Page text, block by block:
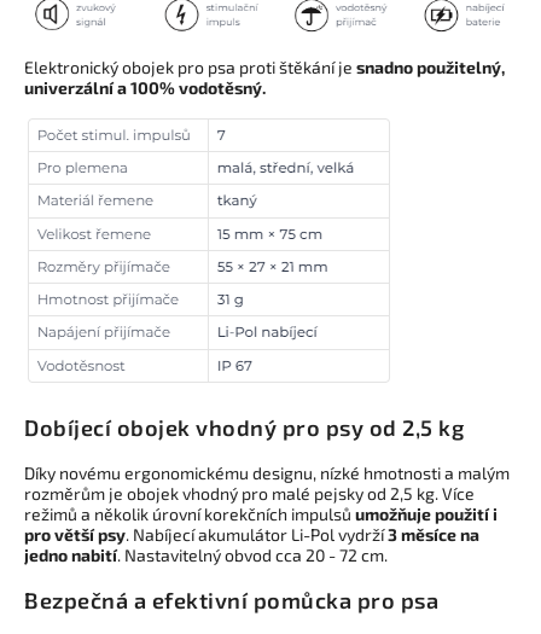
Elektronický obojek pro psa proti štěkání je snadno použitelný,
univerzální a 100% vodotěsný.
Dobíjecí obojek vhodný pro psy od 2,5 kg
Díky novému ergonomickému designu, nízké hmotnosti a malým
rozměrům je obojek vhodný pro malé pejsky od 2,5 kg. Více
režimů a několik úrovní korekčních impulsů umožňuje použití i
pro větší psy. Nabíjecí akumulátor Li-Pol vydrží3 měsíce na
jedno nabití. Nastavitelný obvod cca 20 - 72 cm.
Bezpečná a efektivní pomůcka pro psa